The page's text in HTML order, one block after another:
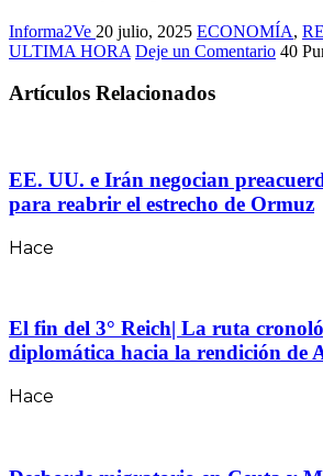
Informa2Ve 20 julio, 2025 ECONOMÍA,
ULTIMA HORA Deje un Comentario 40
Artículos Relacionados
EE. UU. e Irán negocian
para reabrir el estrecho de Ormuz
Hace
El fin del 3° Reich| La ruta
diplomática hacia la rendición de
Hace